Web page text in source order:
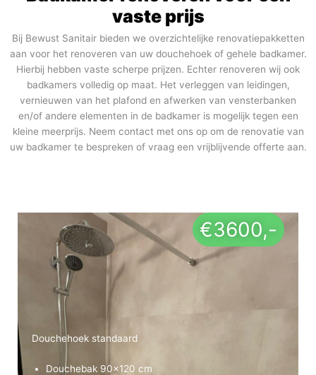
vaste prijs
Bij Bewust Sanitair bieden we overzichtelijke renovatiepakketten
aan voor het renoveren van uw douchehoek of gehele badkamer.
Hierbij hebben vaste scherpe prijzen. Echter renoveren wij ook
badkamers volledig op maat. Het verleggen van leidingen,
vernieuwen van het plafond en afwerken van vensterbanken
en/of andere elementen in de badkamer is mogelijk tegen een
kleine meerprijs. Neem contact met ons op om de renovatie van
uw badkamer te bespreken of vraag een vrijblijvende offerte aan.
Douchehoek standaard
€3600,-
Douchebak 90×120 cm